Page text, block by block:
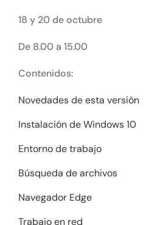
18 y 20 de octubre
De 8.00 a 15.00
Contenidos:
Novedades de esta versión
Instalación de Windows 10
Entorno de trabajo
Búsqueda de archivos
Navegador Edge
Trabajo en red